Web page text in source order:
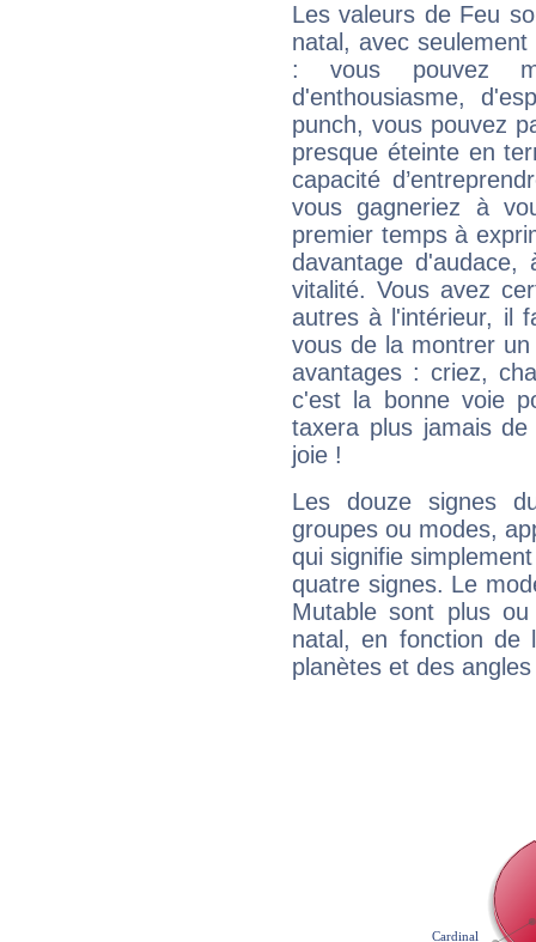
Les valeurs de Feu
natal, avec
: vous pouvez
d'enthousiasme,
punch, vous pouvez
presque éteinte en
capacité
vous gagneriez à
premier temps à
davantage
vitalité. Vous avez
autres à l'intérieur, il
vous de la montrer
avantages : criez,
c'est la bonne voie
taxera plus jamais
joie !
Les douze signes
groupes ou modes,
qui signifie
quatre signes. Le
Mutable sont plus
natal, en fonction de
planètes et des